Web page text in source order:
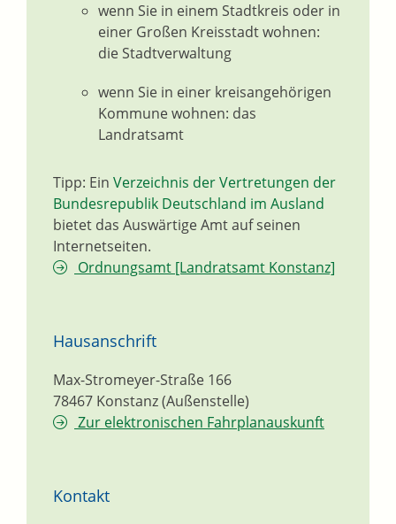
wenn Sie in einem Stadtkreis oder in
einer Großen Kreisstadt wohnen:
die Stadtverwaltung
wenn Sie in einer kreisangehörigen
Kommune wohnen: das
Landratsamt
Tipp: Ein Verzeichnis der Vertretungen der
Bundesrepublik Deutschland im Ausland
bietet das Auswärtige Amt auf seinen
Internetseiten.
Ordnungsamt [Landratsamt Konstanz]
Hausanschrift
Max-Stromeyer-Straße 166
78467 Konstanz (Außenstelle)
Zur elektronischen Fahrplanauskunft
Kontakt